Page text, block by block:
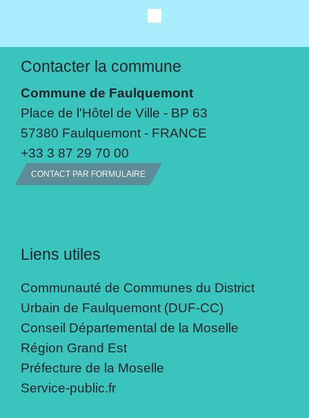
Contacter la commune
Commune de Faulquemont
Place de l'Hôtel de Ville - BP 63
57380 Faulquemont - FRANCE
+33 3 87 29 70 00
CONTACT PAR FORMULAIRE
Liens utiles
Communauté de Communes du District
Urbain de Faulquemont (DUF-CC)
Conseil Départemental de la Moselle
Région Grand Est
Préfecture de la Moselle
Service-public.fr